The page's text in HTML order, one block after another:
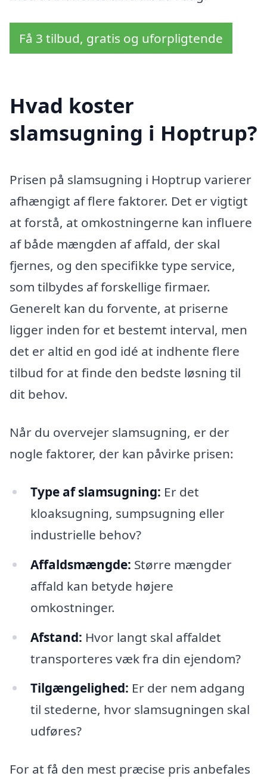
Få 3 tilbud, gratis og uforpligtende
Hvad koster
slamsugning i Hoptrup?
Prisen på slamsugning i Hoptrup varierer
afhængigt af flere faktorer. Det er vigtigt
at forstå, at omkostningerne kan influere
af både mængden af affald, der skal
fjernes, og den specifikke type service,
som tilbydes af forskellige firmaer.
Generelt kan du forvente, at priserne
ligger inden for et bestemt interval, men
det er altid en god idé at indhente flere
tilbud for at finde den bedste løsning til
dit behov.
Når du overvejer slamsugning, er der
nogle faktorer, der kan påvirke prisen:
Type af slamsugning: Er det
kloaksugning, sumpsugning eller
industrielle behov?
Affaldsmængde: Større mængder
affald kan betyde højere
omkostninger.
Afstand: Hvor langt skal affaldet
transporteres væk fra din ejendom?
Tilgængelighed: Er der nem adgang
til stederne, hvor slamsugningen skal
udføres?
For at få den mest præcise pris anbefales